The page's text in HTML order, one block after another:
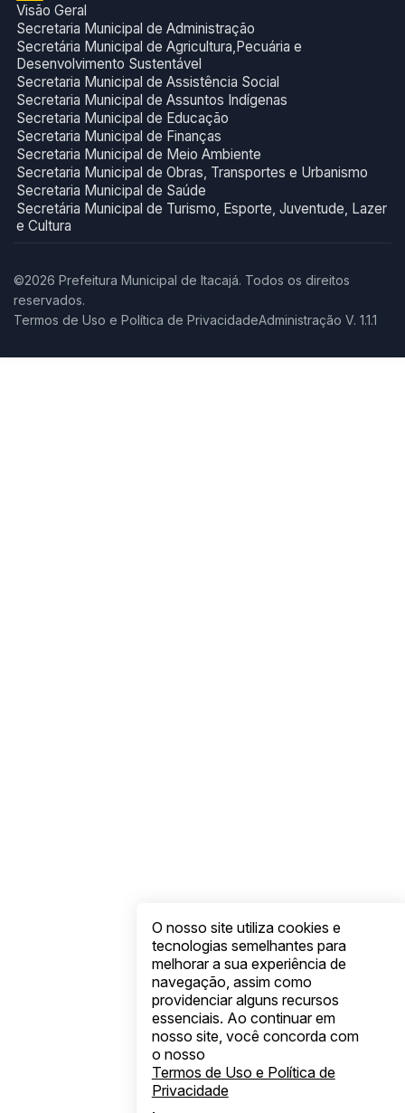
Visão Geral
Secretaria Municipal de Administração
Secretária Municipal de Agricultura,Pecuária e
Desenvolvimento Sustentável
Secretaria Municipal de Assistência Social
Secretaria Municipal de Assuntos Indígenas
Secretaria Municipal de Educação
Secretaria Municipal de Finanças
Secretaria Municipal de Meio Ambiente
Secretaria Municipal de Obras, Transportes e Urbanismo
Secretaria Municipal de Saúde
Secretária Municipal de Turismo, Esporte, Juventude, Lazer
e Cultura
©2026 Prefeitura Municipal de Itacajá. Todos os direitos
reservados.
Termos de Uso e Política de PrivacidadeAdministração V. 1.1.1
O nosso site utiliza cookies e
tecnologias semelhantes para
melhorar a sua experiência de
navegação, assim como
providenciar alguns recursos
essenciais. Ao continuar em
nosso site, você concorda com
o nosso
Termos de Uso e Política de
Privacidade
.